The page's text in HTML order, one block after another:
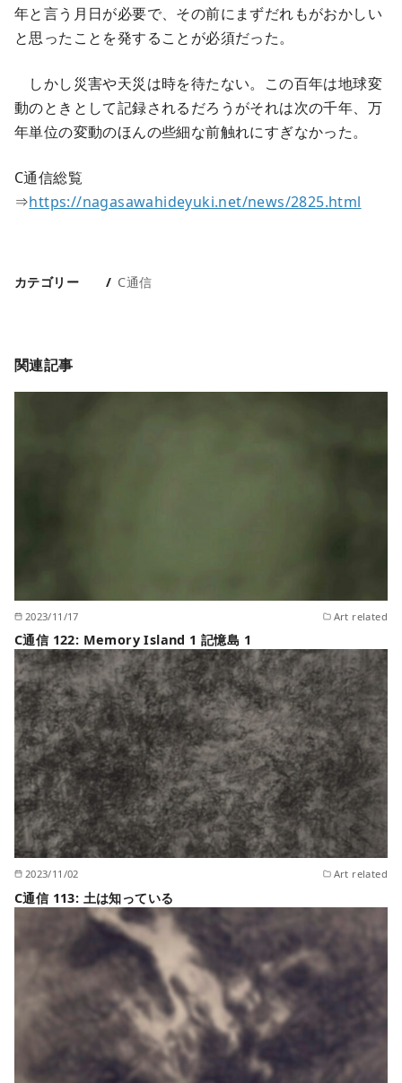
年と言う月日が必要で、その前にまずだれもがおかしい
と思ったことを発することが必須だった。
しかし災害や天災は時を待たない。この百年は地球変
動のときとして記録されるだろうがそれは次の千年、万
年単位の変動のほんの些細な前触れにすぎなかった。
C通信総覧
⇒https://nagasawahideyuki.net/news/2825.html
カテゴリー C通信
関連記事
2023/11/17 Art related
C通信 122: Memory Island 1 記憶島 1
2023/11/02 Art related
C通信 113: 土は知っている